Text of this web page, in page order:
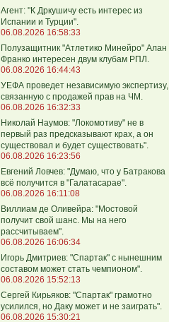
Агент: "К Дркушичу есть интерес из
Испании и Турции".
06.08.2026 16:58:33
Полузащитник "Атлетико Минейро" Алан
Франко интересен двум клубам РПЛ.
06.08.2026 16:44:43
УЕФА проведет независимую экспертизу,
связанную с продажей прав на ЧМ.
06.08.2026 16:32:33
Николай Наумов: "Локомотиву" не в
первый раз предсказывают крах, а он
существовал и будет существовать".
06.08.2026 16:23:56
Евгений Ловчев: "Думаю, что у Батракова
всё получится в "Галатасарае".
06.08.2026 16:11:08
Виллиам де Оливейра: "Мостовой
получит свой шанс. Мы на него
рассчитываем".
06.08.2026 16:06:34
Игорь Дмитриев: "Спартак" с нынешним
составом может стать чемпионом".
06.08.2026 15:52:13
Сергей Кирьяков: "Спартак" грамотно
усилился, но Даку может и не заиграть".
06.08.2026 15:30:21